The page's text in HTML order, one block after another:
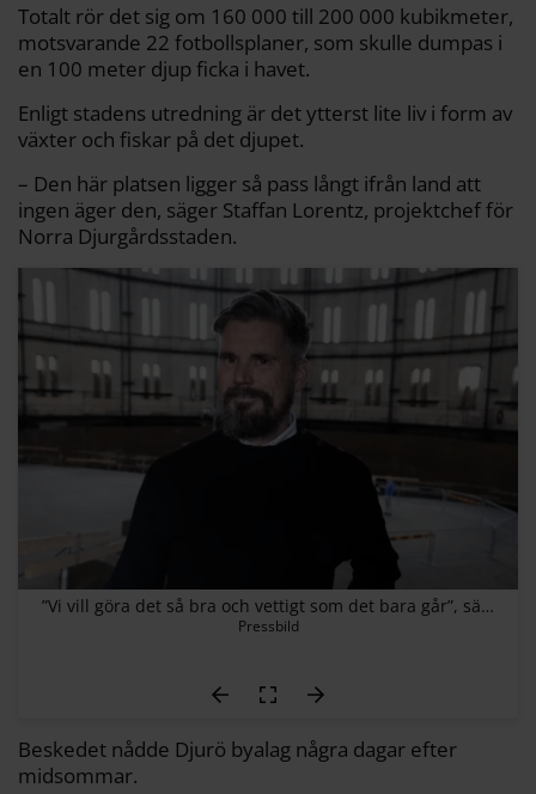
Totalt rör det sig om 160 000 till 200 000 kubikmeter,
motsvarande 22 fotbollsplaner, som skulle dumpas i
en 100 meter djup ficka i havet.
Enligt stadens utredning är det ytterst lite liv i form av
växter och fiskar på det djupet.
– Den här platsen ligger så pass långt ifrån land att
ingen äger den, säger Staffan Lorentz, projektchef för
Norra Djurgårdsstaden.
”Vi vill göra det så bra och vettigt som det bara går”, säger Staffan Lorentz, exploateringskontorets projektchef för Norra Djurgårdsstaden, om dumpningen.
Pressbild
Beskedet nådde Djurö byalag några dagar efter
midsommar.